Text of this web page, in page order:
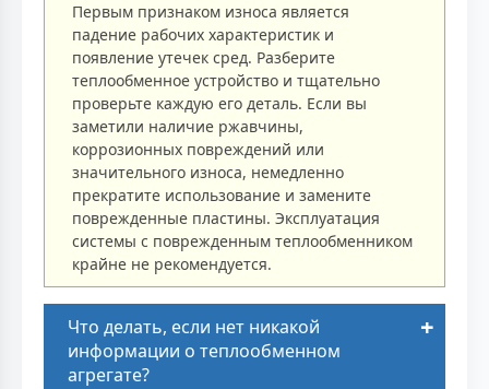
Первым признаком износа является
падение рабочих характеристик и
появление утечек сред. Разберите
теплообменное устройство и тщательно
проверьте каждую его деталь. Если вы
заметили наличие ржавчины,
коррозионных повреждений или
значительного износа, немедленно
прекратите использование и замените
поврежденные пластины. Эксплуатация
системы с поврежденным теплообменником
крайне не рекомендуется.
Что делать, если нет никакой
информации о теплообменном
агрегате?